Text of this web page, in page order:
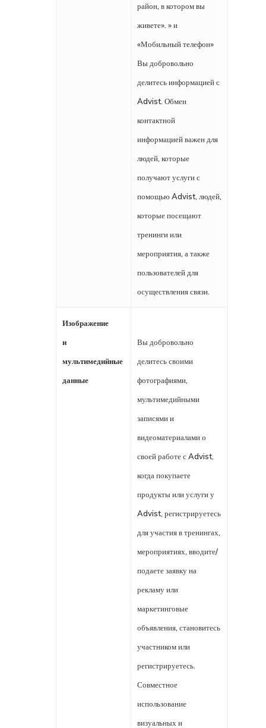
район, в котором вы
живете». » и
«Мобильный телефон»
Вы добровольно
делитесь информацией с
Advist. Обмен
контактной
информацией важен для
людей, которые
получают услуги с
помощью Advist, людей,
которые посещают
тренинги или
мероприятия, а также
пользователей для
осуществления связи.
Изображение
и
мультимедийные
данные
Вы добровольно
делитесь своими
фотографиями,
мультимедийными
записями и
видеоматериалами о
своей работе с Advist,
когда покупаете
продукты или услуги у
Advist, регистрируетесь
для участия в тренингах,
мероприятиях, вводите/
подаете заявку на
рекламу или
маркетинговые
объявления, становитесь
участником или
регистрируетесь.
Совместное
использование
визуальных и